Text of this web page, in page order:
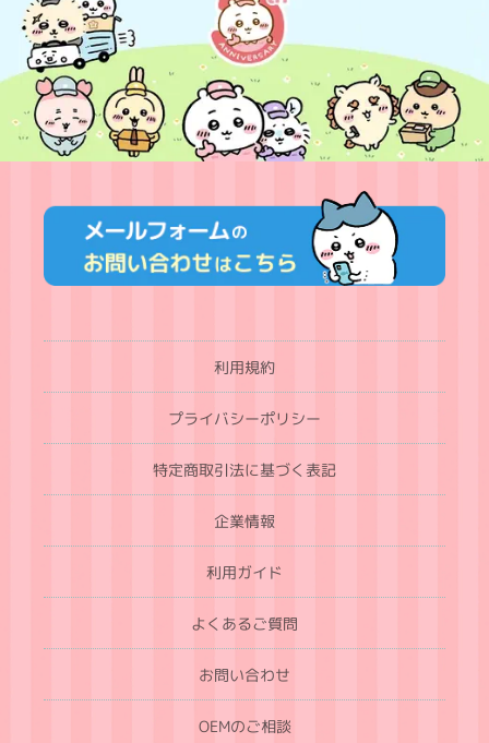
利用規約
プライバシーポリシー
特定商取引法に基づく表記
企業情報
利用ガイド
よくあるご質問
お問い合わせ
OEMのご相談